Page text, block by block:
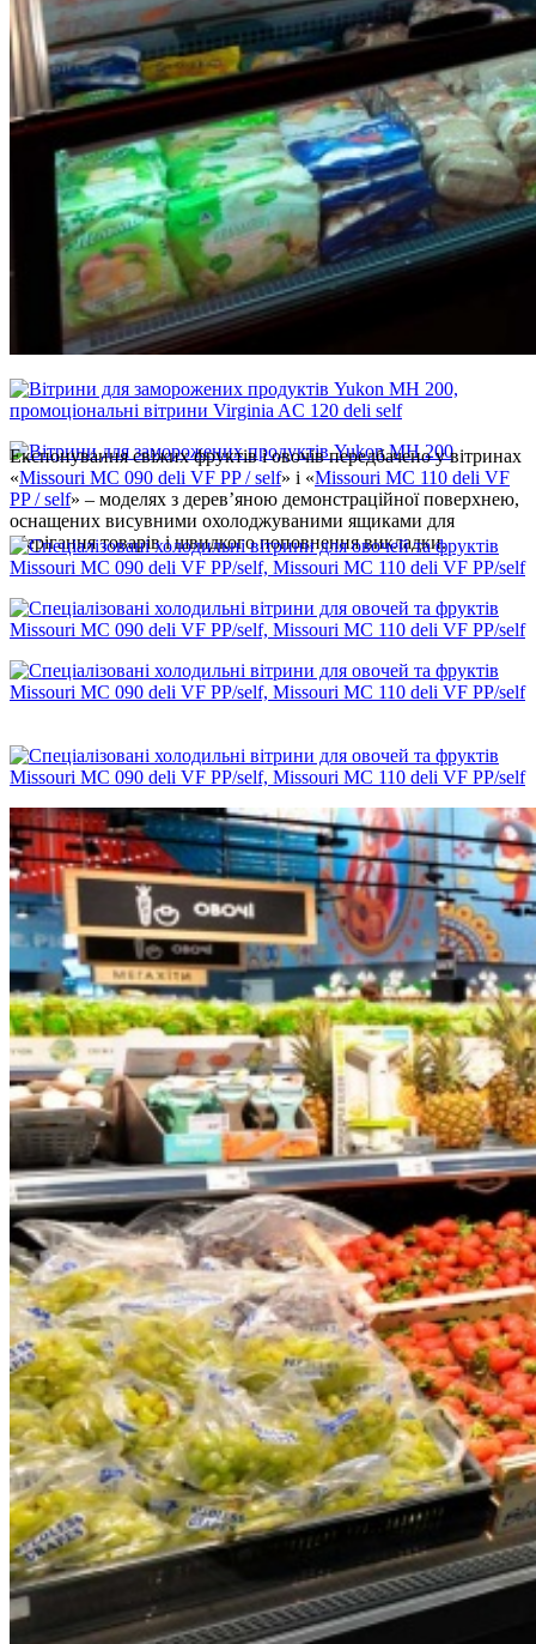
Експонування свіжих фруктів і овочів передбачено у вітринах
«Мissouri MC 090 delі VF PP / self» і «Мissouri MC 110 deli VF
PP / self» – моделях з дерев’яною демонстраційної поверхнею,
оснащених висувними охолоджуваними ящиками для
зберігання товарів і швидкого поповнення викладки.